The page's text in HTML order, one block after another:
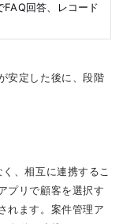
FAQ回答、レコード
安定した後に、段階
、相互に連携するこ
プリで顧客を選択す
れます。案件管理ア